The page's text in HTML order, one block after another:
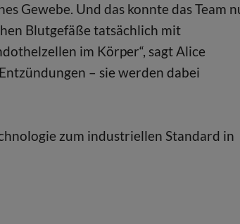
Gewebe. Und das konnte das Team
Blutgefäße tatsächlich mit
im Körper“, sagt Alice
– sie werden dabei
zum industriellen Standard in